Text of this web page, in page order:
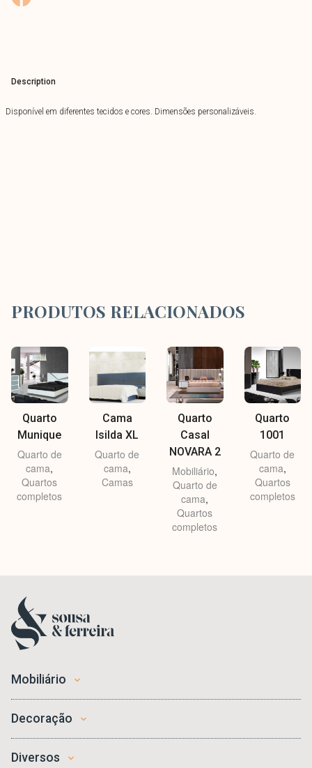
Description
Disponível em diferentes tecidos e cores. Dimensões personalizáveis.
PRODUTOS RELACIONADOS
Quarto
Munique
Quarto de
cama,
Quartos
completos
Cama
Isilda XL
Quarto de
cama,
Camas
Quarto
Casal
NOVARA 2
Mobiliário,
Quarto de
cama,
Quartos
completos
Quarto
1001
Quarto de
cama,
Quartos
completos
Mobiliário
Decoração
Diversos